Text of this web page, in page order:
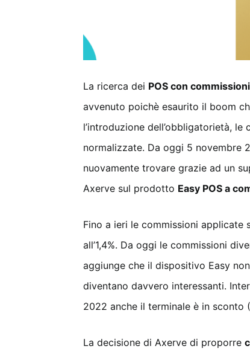
La ricerca dei POS con
avvenuto poichè esaurito il boom
l’introduzione dell’obbligatorietà,
normalizzate. Da oggi 5 novembre
nuovamente trovare grazie ad un
Axerve sul prodotto Easy POS a
Fino a ieri le commissioni applicate
all’1,4%. Da oggi le commissioni
aggiunge che il dispositivo Easy
diventano davvero interessanti.
2022 anche il terminale è in sconto
La decisione di Axerve di proporre